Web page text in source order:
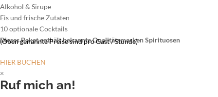
Alkohol & Sirupe
Eis und frische Zutaten
10 optionale Cocktails
Dieses Paket enthält bekannte Qualitätsmarken Spirituosen
(Oben genannte Preise sind pro Gast / Stunde)
HIER BUCHEN
×
Ruf mich an!